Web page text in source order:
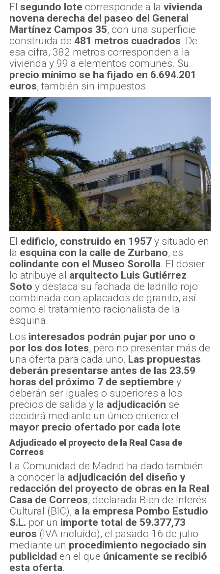
El segundo lote corresponde a la vivienda
novena derecha del paseo del General
Martínez Campos 35, con una superficie
construida de 481 metros cuadrados. De
esa cifra, 382 metros corresponden a la
vivienda y 99 a elementos comunes. Su
precio mínimo se ha fijado en 6.694.201
euros, también sin impuestos.
El edificio, construido en 1957 y situado en
la esquina con la calle de Zurbano, es
colindante con el Museo Sorolla. El dosier
lo atribuye al arquitecto Luis Gutiérrez
Soto y destaca su fachada de ladrillo rojo
combinada con aplacados de granito, así
como el tratamiento racionalista de la
esquina.
Los interesados podrán pujar por uno o
por los dos lotes, pero no presentar más de
una oferta para cada uno. Las propuestas
deberán presentarse antes de las 23.59
horas del próximo 7 de septiembre y
deberán ser iguales o superiores a los
precios de salida y la adjudicación se
decidirá mediante un único criterio: el
mayor precio ofertado por cada lote.
Adjudicado el proyecto de la Real Casa de
Correos
La Comunidad de Madrid ha dado también
a conocer la adjudicación del diseño y
redacción del proyecto de obras en la Real
Casa de Correos, declarada Bien de Interés
Cultural (BIC), a la empresa Pombo Estudio
S.L. por un importe total de 59.377,73
euros (IVA incluído), el pasado 16 de julio
mediante un procedimiento negociado sin
publicidad en el que únicamente se recibió
esta oferta.